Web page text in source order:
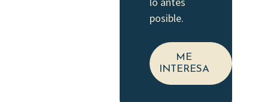
posible.
ME
INTERESA